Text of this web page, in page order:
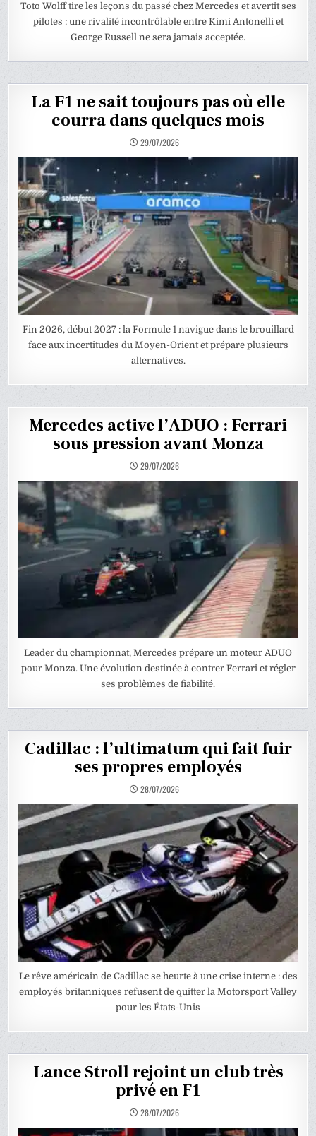
Toto Wolff tire les leçons du passé chez Mercedes et avertit ses
pilotes : une rivalité incontrôlable entre Kimi Antonelli et
George Russell ne sera jamais acceptée.
La F1 ne sait toujours pas où elle
courra dans quelques mois
29/07/2026
Fin 2026, début 2027 : la Formule 1 navigue dans le brouillard
face aux incertitudes du Moyen-Orient et prépare plusieurs
alternatives.
Mercedes active l’ADUO : Ferrari
sous pression avant Monza
29/07/2026
Leader du championnat, Mercedes prépare un moteur ADUO
pour Monza. Une évolution destinée à contrer Ferrari et régler
ses problèmes de fiabilité.
Cadillac : l’ultimatum qui fait fuir
ses propres employés
28/07/2026
Le rêve américain de Cadillac se heurte à une crise interne : des
employés britanniques refusent de quitter la Motorsport Valley
pour les États-Unis
Lance Stroll rejoint un club très
privé en F1
28/07/2026